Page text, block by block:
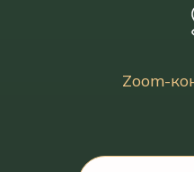
Zoom-